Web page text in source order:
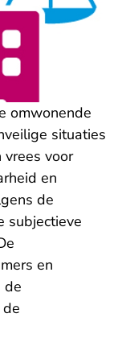
omwonende
situaties
vrees voor
en
de
subjectieve
en
de